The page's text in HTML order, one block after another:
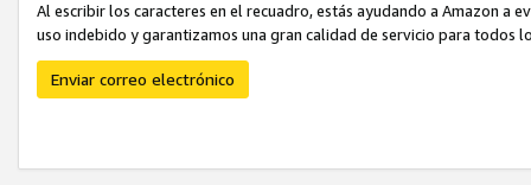
Al escribir los caracteres en el recuadro, estás ayudando a Amazon
uso indebido y garantizamos una gran calidad de servicio para todos
Enviar correo electrónico